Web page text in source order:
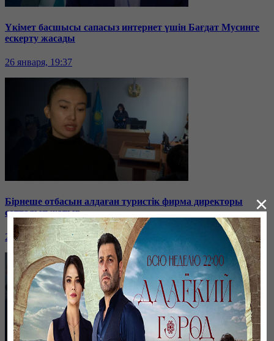
Үкімет басшысы сапасыз интернет үшін Бағдат Мусинге
ескерту жасады
26 января, 19:37
Бірнеше отбасын алдаған туристік фирма директоры
сотталып жатыр
26 января, 19:36
×